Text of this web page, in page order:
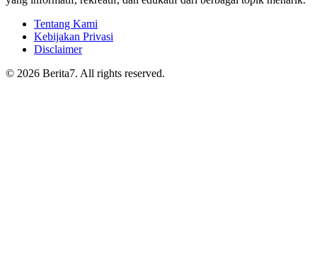
Tentang Kami
Kebijakan Privasi
Disclaimer
© 2026 Berita7. All rights reserved.